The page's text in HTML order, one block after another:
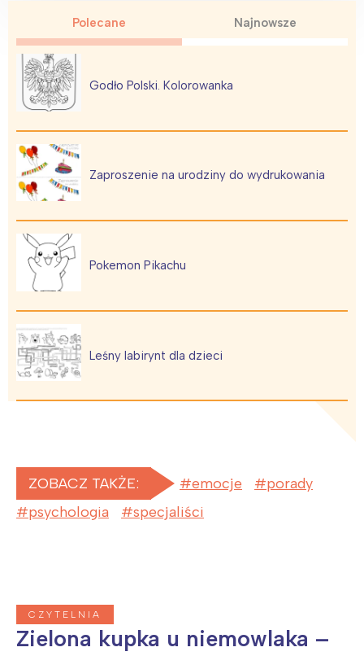
Polecane Najnowsze
Godło Polski. Kolorowanka
Zaproszenie na urodziny do wydrukowania
Pokemon Pikachu
Leśny labirynt dla dzieci
ZOBACZ TAKŻE: emocje
porady
psychologia
specjaliści
CZYTELNIA
Zielona kupka u niemowlaka –